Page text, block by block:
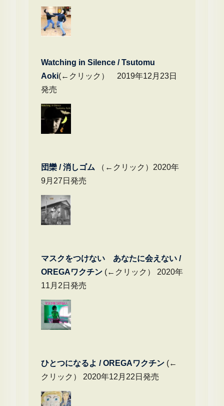
Watching in Silence / Tsutomu
Aoki(←クリック） 2019年12月23日
発売
団欒 / 消しゴム （←クリック）2020年
9月27日発売
マスクをつけない あなたに会えない /
OREGAワクチン(←クリック） 2020年
11月2日発売
ひとつになるよ / OREGAワクチン(←
クリック） 2020年12月22日発売